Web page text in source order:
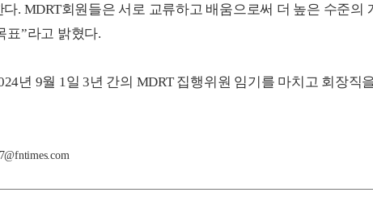
. MDRT회원들은 서로 교류하고 배움으로써 더 높은 수준의
표”라고 밝혔다.
년 9월 1일 3년 간의 MDRT 집행위원 임기를 마치고 회장직